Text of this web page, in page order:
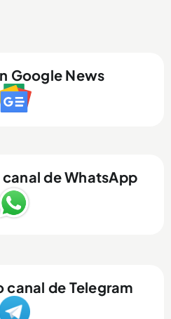
Google News
de WhatsApp
canal de Telegram